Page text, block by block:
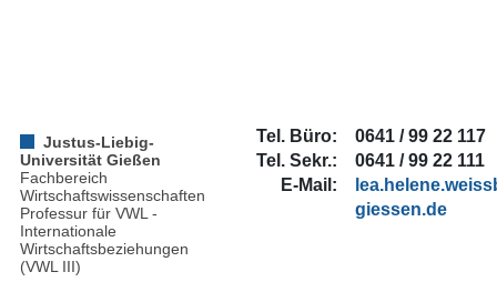
Justus-Liebig-
Universität Gießen
Fachbereich
Wirtschaftswissenschaften
Professur für VWL -
Internationale
Wirtschaftsbeziehungen
(VWL III)
Tel. Büro:
Tel. Sekr.:
E-Mail:
0641 / 99 22 117
0641/99 22 111